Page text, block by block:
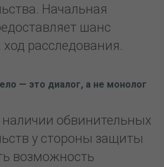
Начальная
шанс
ход расследования.
— это диалог, а не монолог
обвинительных
у стороны защиты
возможность